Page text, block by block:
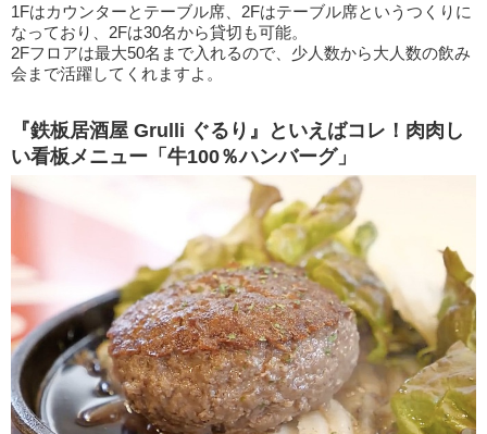
1Fはカウンターとテーブル席、2Fはテーブル席というつくりに
なっており、2Fは30名から貸切も可能。
2Fフロアは最大50名まで入れるので、少人数から大人数の飲み
会まで活躍してくれますよ。
『鉄板居酒屋 Grulli ぐるり』といえばコレ！肉肉し
い看板メニュー「牛100％ハンバーグ」